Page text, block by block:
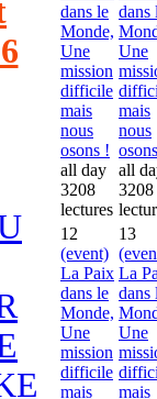
dans le
Monde,
Une
mission
difficile
mais
nous
osons !
all day
3208
lectures
dans
Une
mais
nous
all
3208
12
(event)
La Paix
dans le
Monde,
Une
mission
difficile
mais
13
La
dans
Une
mais